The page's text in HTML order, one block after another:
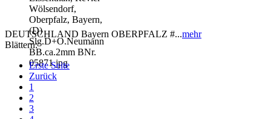
DEUTSCHLAND Bayern OBERPFALZ #...mehr
Blättern:
Erste Seite
Zurück
1
2
3